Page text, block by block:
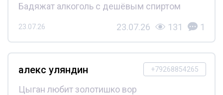
Бадяжат алкоголь с дешёвым спиртом
23.07.26 23.07.26 131 1
+79268854265
алекс уляндин
Цыган любит золотишко вор